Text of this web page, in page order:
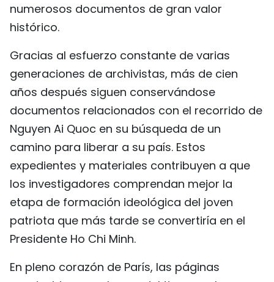
numerosos documentos de gran valor
histórico.
Gracias al esfuerzo constante de varias
generaciones de archivistas, más de cien
años después siguen conservándose
documentos relacionados con el recorrido de
Nguyen Ai Quoc en su búsqueda de un
camino para liberar a su país. Estos
expedientes y materiales contribuyen a que
los investigadores comprendan mejor la
etapa de formación ideológica del joven
patriota que más tarde se convertiría en el
Presidente Ho Chi Minh.
En pleno corazón de París, las páginas